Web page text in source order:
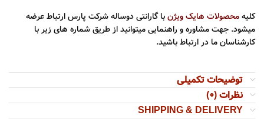
کلیهمحصولات هایک ویژنبا گارانتی دوساله شرکت پارس ارتباط عرضه
میشود. جهت مشاوره و راهنمایی میتوانید از طریق شماره های زیر با
کارشناسان ما در ارتباط باشید.
توضیحات تکمیلی
نظرات (0)
SHIPPING & DELIVERY